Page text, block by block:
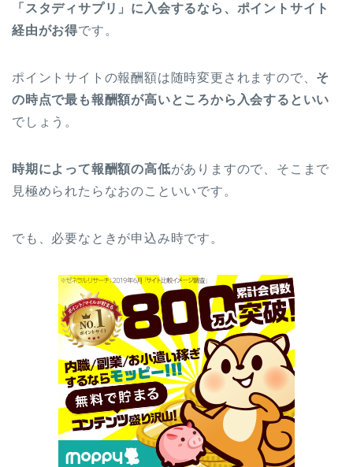
「スタディサプリ」に入会するなら、ポイントサイト
経由がお得です。
ポイントサイトの報酬額は随時変更されますので、 そ
の時点で最も報酬額が高いところから入会するといい
でしょう。
時期によって報酬額の高低がありますので、そこまで
見極められたらなおのこといいです。
でも、必要なときが申込み時です。